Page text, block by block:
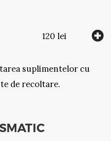
120 lei
suplimentelor cu
de recoltare.